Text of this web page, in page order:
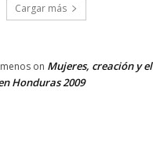
Cargar más
on Mujeres, creación y el
Honduras 2009